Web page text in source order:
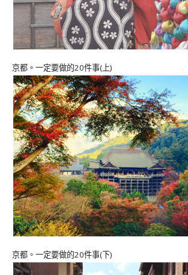
京都。一定要做的20件事(上)
京都。一定要做的20件事(下)